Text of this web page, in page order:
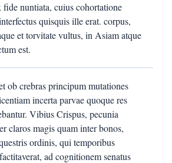
fide nuntiata, cuius cohortatione
quisquis ille erat. corpus,
et torvitate vultus, in Asiam atque
est.
ob crebras principum mutationes
incerta parvae quoque res
Vibius Crispus, pecunia
claros magis quam inter bonos,
ordinis, qui temporibus
ad cognitionem senatus